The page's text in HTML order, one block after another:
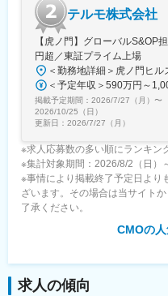
テルモ株式会社
【虎ノ門】グローバルS&OP
円超／東証プライム上場
掲載予定期間： 2026/7/27（月） 〜
2026/10/25（日）
更新日： 2026/7/27（月）
※求人応募数の多い順にランキン
※集計対象期間：2026/8/2（日）
※事情により掲載終了予定日より
ざいます。その場合は当サイト
了承ください。
CMOの
求人の傾向